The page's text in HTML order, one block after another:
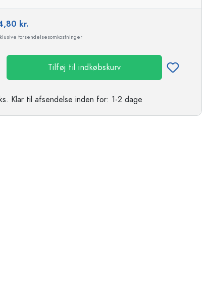
kr.
forsendelsesomkostninger
Tilføj til indkøbskurv
Klar til afsendelse inden for: 1-2 dage